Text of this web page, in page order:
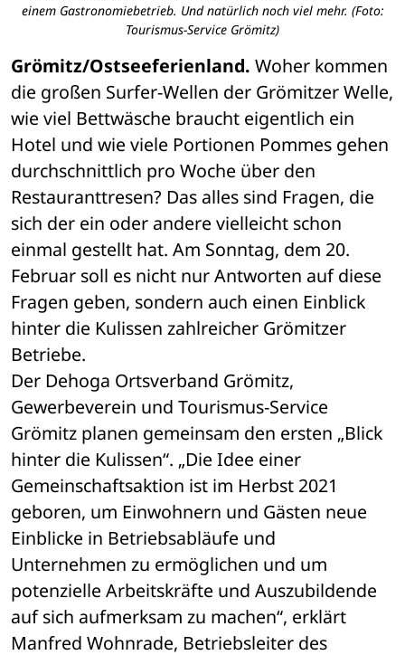
einem Gastronomiebetrieb. Und natürlich noch viel mehr. (Foto:
Tourismus-Service Grömitz)
Grömitz/Ostseeferienland. Woher kommen
die großen Surfer-Wellen der Grömitzer Welle,
wie viel Bettwäsche braucht eigentlich ein
Hotel und wie viele Portionen Pommes gehen
durchschnittlich pro Woche über den
Restauranttresen? Das alles sind Fragen, die
sich der ein oder andere vielleicht schon
einmal gestellt hat. Am Sonntag, dem 20.
Februar soll es nicht nur Antworten auf diese
Fragen geben, sondern auch einen Einblick
hinter die Kulissen zahlreicher Grömitzer
Betriebe.
Der Dehoga Ortsverband Grömitz,
Gewerbeverein und Tourismus-Service
Grömitz planen gemeinsam den ersten „Blick
hinter die Kulissen“. „Die Idee einer
Gemeinschaftsaktion ist im Herbst 2021
geboren, um Einwohnern und Gästen neue
Einblicke in Betriebsabläufe und
Unternehmen zu ermöglichen und um
potenzielle Arbeitskräfte und Auszubildende
auf sich aufmerksam zu machen“, erklärt
Manfred Wohnrade, Betriebsleiter des